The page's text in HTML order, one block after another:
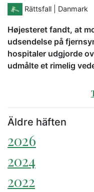
Rättsfall | Danmark
Højesteret fandt, at
udsendelse på
hospitaler udgjorde
udmålte et rimelig
Äldre häften
2026
2024
2022